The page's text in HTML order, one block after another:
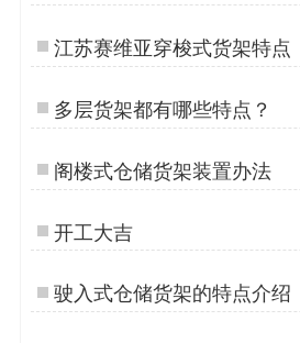
江苏赛维亚穿梭式货架特点
多层货架都有哪些特点？
阁楼式仓储货架装置办法
开工大吉
驶入式仓储货架的特点介绍